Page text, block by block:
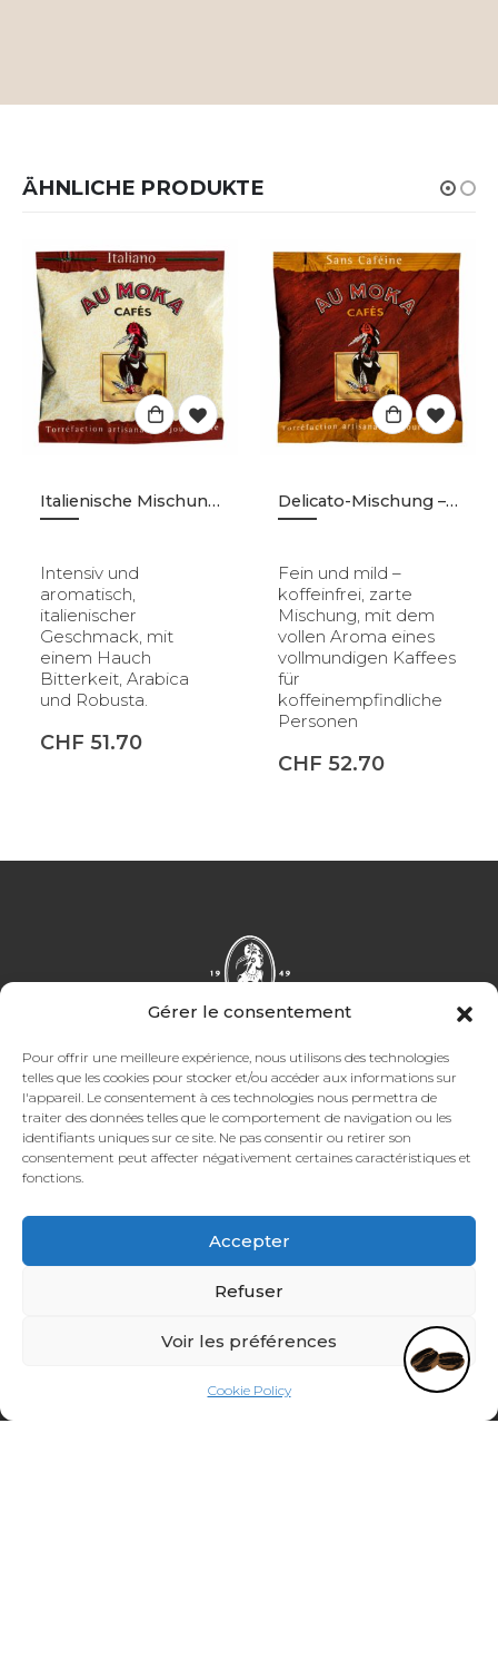
Gérer le consentement
Pour offrir une meilleure expérience, nous utilisons des technologies
telles que les cookies pour stocker et/ou accéder aux informations sur
l'appareil. Le consentement à ces technologies nous permettra de
traiter des données telles que le comportement de navigation ou les
identifiants uniques sur ce site. Ne pas consentir ou retirer son
consentement peut affecter négativement certaines caractéristiques et
fonctions.
Accepter
Refuser
Voir les préférences
Cookie Policy
ÄHNLICHE PRODUKTE
Italienische Mischung – Pads – 150 Stk.
Intensiv und
aromatisch,
italienischer
Geschmack, mit
einem Hauch
Bitterkeit, Arabica
und Robusta.
CHF 51.70
Delicato-Mischung – Koffeinfrei – Pads- 150 Stk.
Fein und mild –
koffeinfrei, zarte
Mischung, mit dem
vollen Aroma eines
vollmundigen Kaffees
für
koffeinempfindliche
Personen
CHF 52.70
Facebook
Instagram
TikTok
LinkedIn
Montags bis freitags
7h00 – 17h00